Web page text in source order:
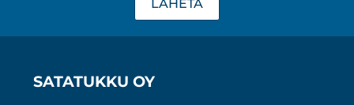
LÄHETÄ
SATATUKKU OY